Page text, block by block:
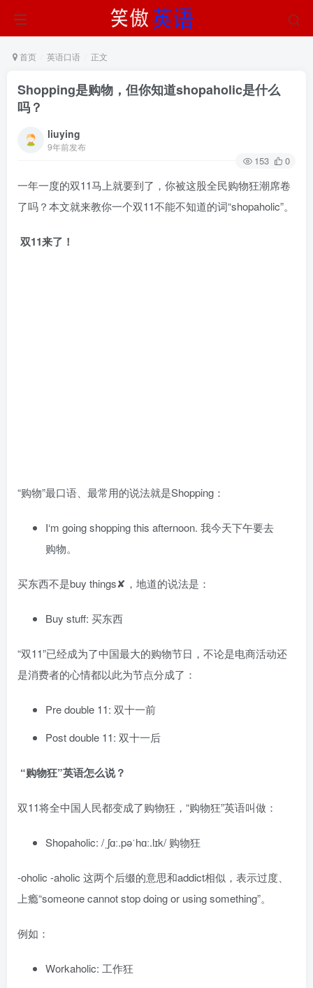
首页 英语口语 正文
Shopping是购物，但你知道shopaholic是什么
吗？
liuying
9年前发布
153 0
一年一度的双11马上就要到了，你被这股全民购物狂潮席卷
了吗？本文就来教你一个双11不能不知道的词“shopaholic”。
双11来了！
“购物”最口语、最常用的说法就是Shopping：
I‘m going shopping this afternoon. 我今天下午要去
购物。
买东西不是buy things✘，地道的说法是：
Buy stuff: 买东西
“双11”已经成为了中国最大的购物节日，不论是电商活动还
是消费者的心情都以此为节点分成了：
Pre double 11: 双十一前
Post double 11: 双十一后
“购物狂”英语怎么说？
双11将全中国人民都变成了购物狂，“购物狂”英语叫做：
Shopaholic: /ˌʃɑː.pəˈhɑː.lɪk/ 购物狂
-oholic -aholic 这两个后缀的意思和addict相似，表示过度、
上瘾“someone cannot stop doing or using something”。
例如：
Workaholic: 工作狂